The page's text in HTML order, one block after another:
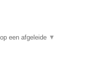
een afgeleide ▼